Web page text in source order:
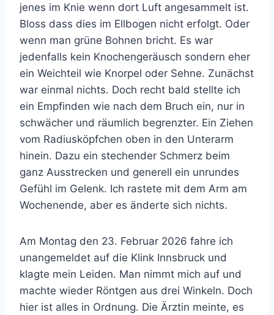
jenes im Knie wenn dort Luft angesammelt ist.
Bloss dass dies im Ellbogen nicht erfolgt. Oder
wenn man grüne Bohnen bricht. Es war
jedenfalls kein Knochengeräusch sondern eher
ein Weichteil wie Knorpel oder Sehne. Zunächst
war einmal nichts. Doch recht bald stellte ich
ein Empfinden wie nach dem Bruch ein, nur in
schwächer und räumlich begrenzter. Ein Ziehen
vom Radiusköpfchen oben in den Unterarm
hinein. Dazu ein stechender Schmerz beim
ganz Ausstrecken und generell ein unrundes
Gefühl im Gelenk. Ich rastete mit dem Arm am
Wochenende, aber es änderte sich nichts.
Am Montag den 23. Februar 2026 fahre ich
unangemeldet auf die Klink Innsbruck und
klagte mein Leiden. Man nimmt mich auf und
machte wieder Röntgen aus drei Winkeln. Doch
hier ist alles in Ordnung. Die Ärztin meinte, es